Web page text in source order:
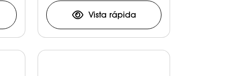
Vista rápida